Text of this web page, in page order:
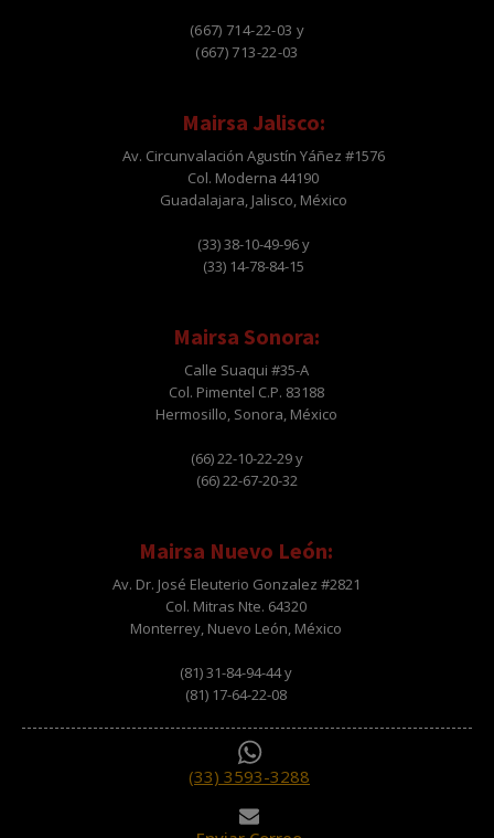
(667) 714-22-03 y
(667) 713-22-03
Mairsa Jalisco:
Av. Circunvalación Agustín Yáñez #1576
Col. Moderna 44190
Guadalajara, Jalisco, México
(33) 38-10-49-96 y
(33) 14-78-84-15
Mairsa Sonora:
Calle Suaqui #35-A
Col. Pimentel C.P. 83188
Hermosillo, Sonora, México
(66) 22-10-22-29 y
(66) 22-67-20-32
Mairsa Nuevo León:
Av. Dr. José Eleuterio Gonzalez #2821
Col. Mitras Nte. 64320
Monterrey, Nuevo León, México
(81) 31-84-94-44 y
(81) 17-64-22-08
(33) 3593-3288